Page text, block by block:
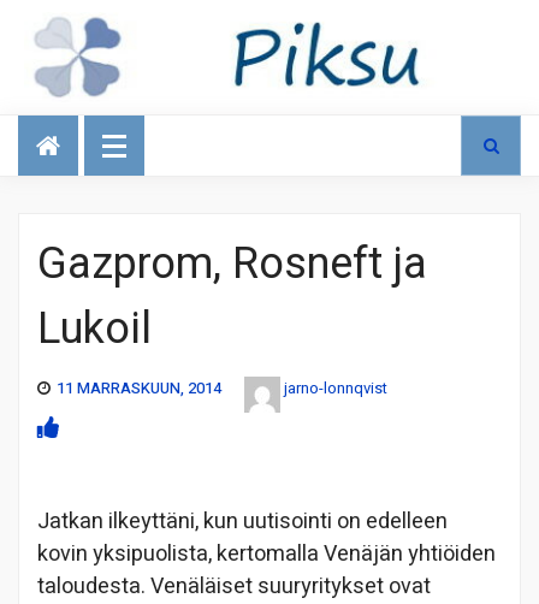
Talous
Gazprom, Rosneft ja
Lukoil
11 MARRASKUUN, 2014 jarno-lonnqvist
Jatkan ilkeyttäni, kun uutisointi on edelleen
kovin yksipuolista, kertomalla Venäjän yhtiöiden
taloudesta. Venäläiset suuryritykset ovat